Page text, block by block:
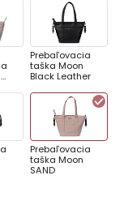
Prebaľovacia
taška Moon
Black Leather
Prebaľovacia
taška Moon
SAND